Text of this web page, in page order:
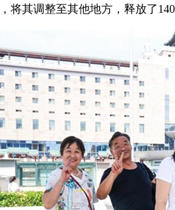
将其调整至其他地方，释放了